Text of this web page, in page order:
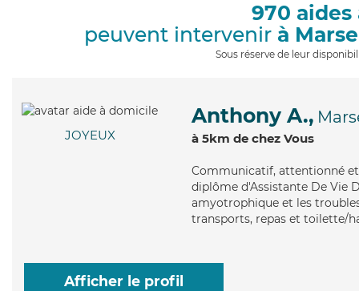
970
peuvent intervenir à
Sous réserve de leur
JOYEUX
Anthony A.,
à 5km de chez Vous
Communicatif, attentionné
diplôme d'Assistante De Vie
amyotrophique et les
transports, repas et toilette/
Afficher le profil